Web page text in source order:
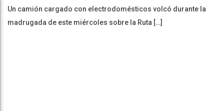
Un camión cargado con electrodomésticos volcó durante la
madrugada de este miércoles sobre la Ruta […]